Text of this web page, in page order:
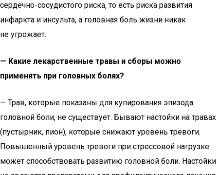
сердечно-сосудистого риска, то есть риска развития
инфаркта и инсульта, а головная боль жизни никак
не угрожает.
— Какие лекарственные травы и сборы можно
применять при головных болях?
— Трав, которые показаны для купирования эпизода
головной боли, не существует. Бывают настойки на травах
(пустырник, пион), которые снижают уровень тревоги.
Повышенный уровень тревоги при стрессовой нагрузке
может способствовать развитию головной боли. Настойки